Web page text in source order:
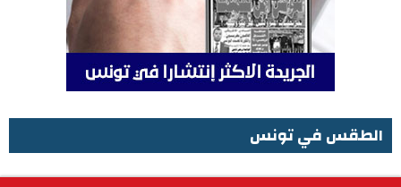
الطقس في تونس